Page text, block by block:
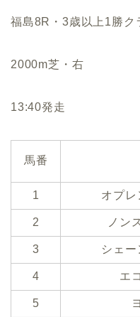
福島8R・3歳以上1勝ク
2000m芝・右
13:40発走
馬番
1 オプレ
2 ノン
3 シェ
4 エ
5